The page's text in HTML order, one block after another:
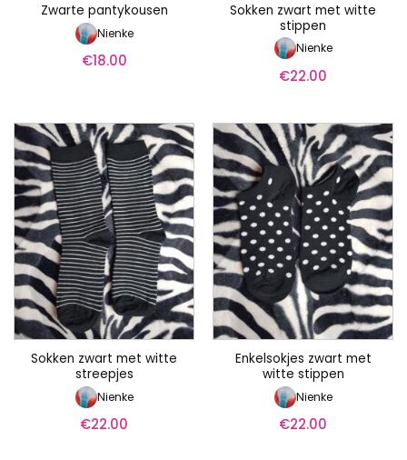
Zwarte pantykousen
Nienke
€18.00
Sokken zwart met witte
stippen
Nienke
€22.00
Sokken zwart met witte
streepjes
Nienke
€22.00
Enkelsokjes zwart met
witte stippen
Nienke
€22.00